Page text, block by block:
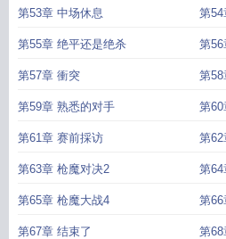
第53章 中场休息 第54
第55章 绝平还是绝杀 第56
第57章 衝突 第
第59章 熟悉的对手 第
第61章 赛前採访 第
第63章 枪魔对决2 第
第65章 枪魔大战4 第
第67章 结束了 第68